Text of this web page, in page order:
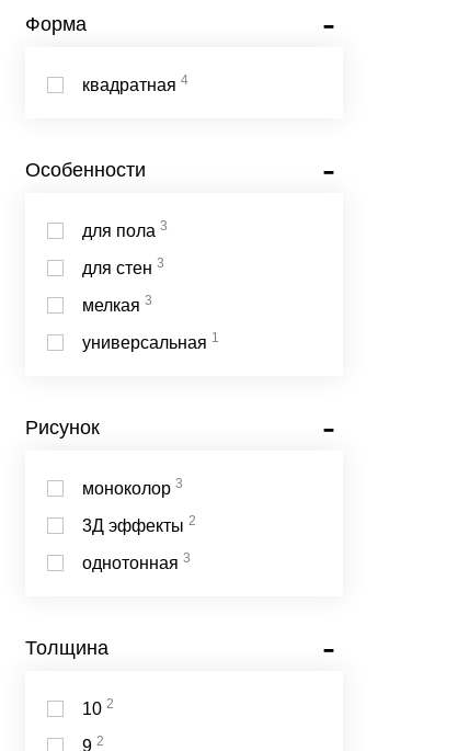
Форма
квадратная 4
Особенности
для пола 3
для стен 3
мелкая 3
универсальная 1
Рисунок
моноколор 3
3Д эффекты 2
однотонная 3
Толщина
10 2
9 2